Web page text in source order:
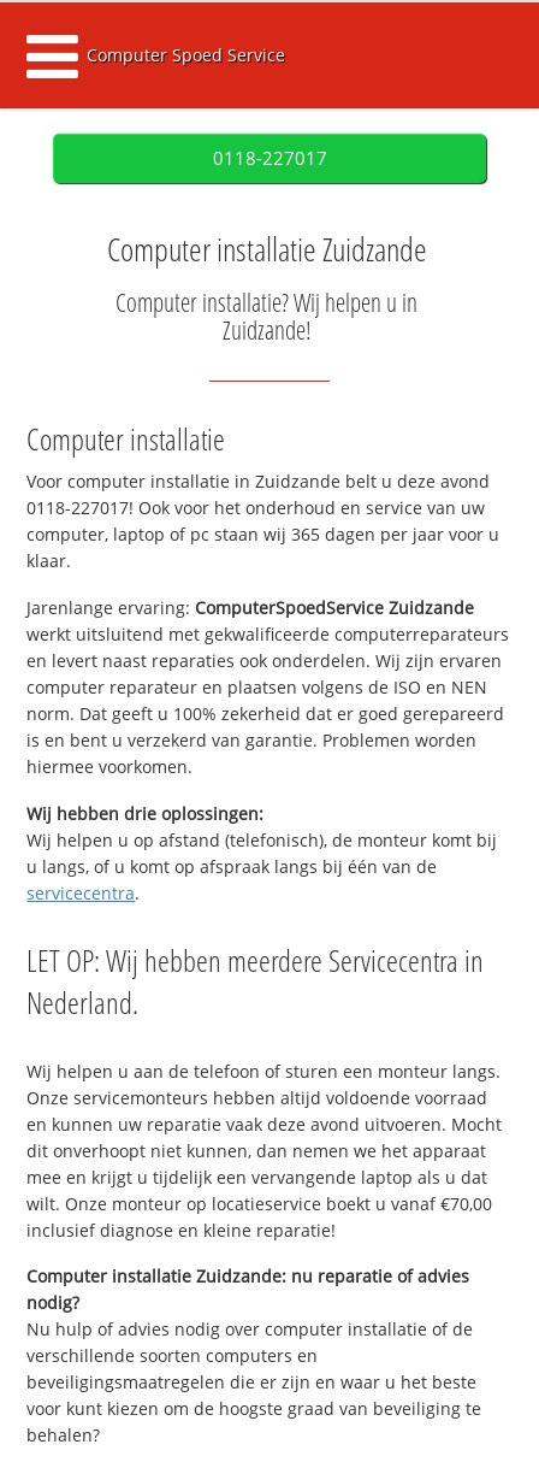
Computer Spoed Service
0118-227017
Computer installatie Zuidzande
Computer installatie? Wij helpen u in
Zuidzande!
Computer installatie
Voor computer installatie in Zuidzande belt u deze avond
0118-227017! Ook voor het onderhoud en service van uw
computer, laptop of pc staan wij 365 dagen per jaar voor u
klaar.
Jarenlange ervaring:ComputerSpoedService Zuidzande
werkt uitsluitend met gekwalificeerde computerreparateurs
en levert naast reparaties ook onderdelen. Wij zijn ervaren
computer reparateur en plaatsen volgens de ISO en NEN
norm. Dat geeft u 100% zekerheid dat er goed gerepareerd
is en bent u verzekerd van garantie. Problemen worden
hiermee voorkomen.
Wij hebben drie oplossingen:
Wij helpen u op afstand (telefonisch), de monteur komt bij
u langs, of u komt op afspraak langs bij één van de
servicecentra.
LET OP: Wij hebben meerdere Servicecentra in
Nederland.
Wij helpen u aan de telefoon of sturen een monteur langs.
Onze servicemonteurs hebben altijd voldoende voorraad
en kunnen uw reparatie vaak deze avond uitvoeren. Mocht
dit onverhoopt niet kunnen, dan nemen we het apparaat
mee en krijgt u tijdelijk een vervangende laptop als u dat
wilt. Onze monteur op locatieservice boekt u vanaf €70,00
inclusief diagnose en kleine reparatie!
Computer installatie Zuidzande: nu reparatie of advies
nodig?
Nu hulp of advies nodig over computer installatie of de
verschillende soorten computers en
beveiligingsmaatregelen die er zijn en waar u het beste
voor kunt kiezen om de hoogste graad van beveiliging te
behalen?